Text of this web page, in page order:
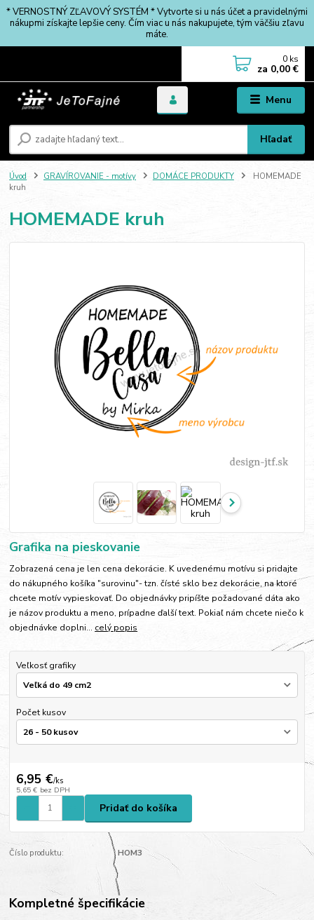
* VERNOSTNÝ ZĽAVOVÝ SYSTÉM * Vytvorte si u nás účet a pravidelnými
nákupmi získajte lepšie ceny. Čím viac u nás nakupujete, tým väčšiu zľavu
máte.
Menu
Hľadať
0 ks
za 0,00 €
Úvod GRAVÍROVANIE - motívy DOMÁCE PRODUKTY
HOMEMADE
kruh
HOMEMADE kruh
Grafika na pieskovanie
Zobrazená cena je len cena dekorácie. K uvedenému motívu si pridajte
do nákupného košíka "surovinu"- tzn. čísté sklo bez dekorácie, na ktoré
chcete motív vypieskovať. Do objednávky pripíšte požadované dáta ako
je názov produktu a meno, prípadne ďalší text. Pokiaľ nám chcete niečo k
objednávke doplni... celý popis
Veľkosť grafiky
Počet kusov
6,95 €/ks
5,65 € bez DPH
Pridať do košíka
Číslo produktu: HOM3
Kompletné špecifikácie